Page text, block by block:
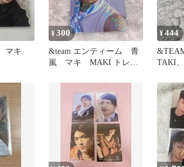
マキ
¥300
&team エンティーム 青
嵐 マキ MAKI トレ
¥444
TAKI